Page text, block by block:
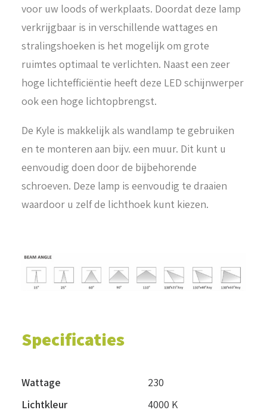
voor uw loods of werkplaats. Doordat deze lamp
verkrijgbaar is in verschillende wattages en
stralingshoeken is het mogelijk om grote
ruimtes optimaal te verlichten. Naast een zeer
hoge lichtefficiëntie heeft deze LED schijnwerper
ook een hoge lichtopbrengst.
De Kyle is makkelijk als wandlamp te gebruiken
en te monteren aan bijv. een muur. Dit kunt u
eenvoudig doen door de bijbehorende
schroeven. Deze lamp is eenvoudig te draaien
waardoor u zelf de lichthoek kunt kiezen.
Specificaties
Wattage
230
Lichtkleur
4000 K